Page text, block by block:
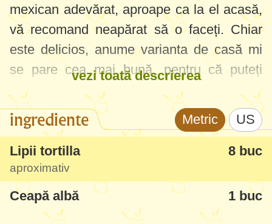
mexican adevărat, aproape ca la el acasă,
vă recomand neapărat să o faceți. Chiar
este delicios, anume varianta de casă mi
se pare cea mai bună, pentru că puteți
singuri să vă alegeți ingredientele de cea
mai bună calitate și cel mai bun gust.
Anume rețeta de burrito cu carne de vită
este cea clasică, exemplară, dar voi
încerca neapărat și rețeta de burrito cu pui
în viitorul apropiat.
vezi toată descrierea
ingrediente Metric US
Lipii tortilla 8 buc
aproximativ
Ceapă albă 1 buc